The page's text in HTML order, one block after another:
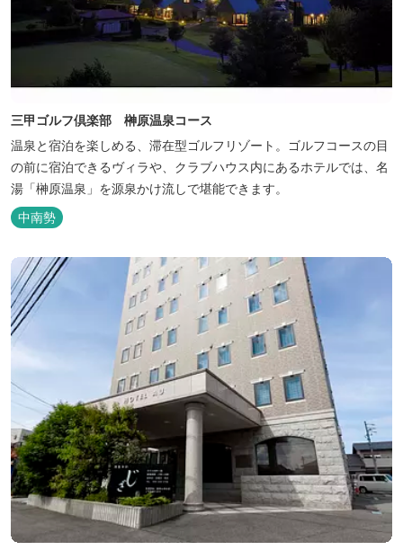
三甲ゴルフ倶楽部 榊原温泉コース
温泉と宿泊を楽しめる、滞在型ゴルフリゾート。ゴルフコースの目
の前に宿泊できるヴィラや、クラブハウス内にあるホテルでは、名
湯「榊原温泉」を源泉かけ流しで堪能できます。
中南勢